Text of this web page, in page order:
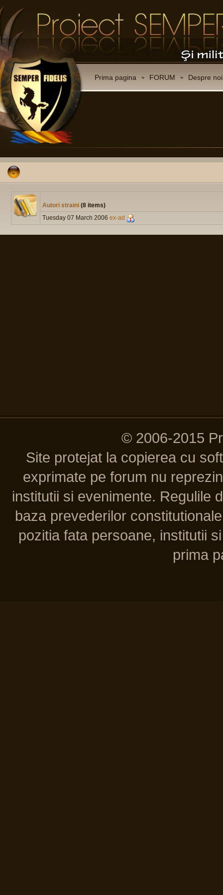
Prima pagina FORUM Despre noi
Autori straini (8 items)
Tuesday 07 March 2006 ex-ad
© 2006-2015
Site protejat la copierea cu
exprimate pe forum nu
institutii si evenimente. Regulile
baza prevederilor
pozitia fata persoane, institutii
prima